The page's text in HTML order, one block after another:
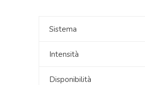
Sistema
Intensità
Disponibilità